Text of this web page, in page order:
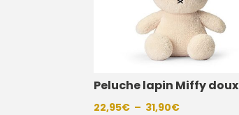
Peluche lapin Miffy doux
22,95€ – 31,90€Plage